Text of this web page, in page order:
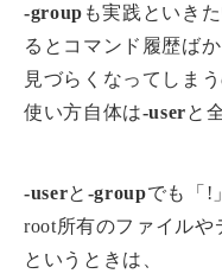
-group も実践といき
るとコマンド履歴ば
見づらくなってしま
使い方自体は-userと
-userと -groupでも「!
root所有のファイル
というときは、